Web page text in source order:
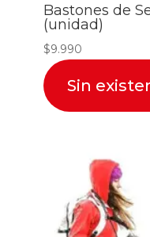
Bastones de
(unidad)
$9.990
Sin